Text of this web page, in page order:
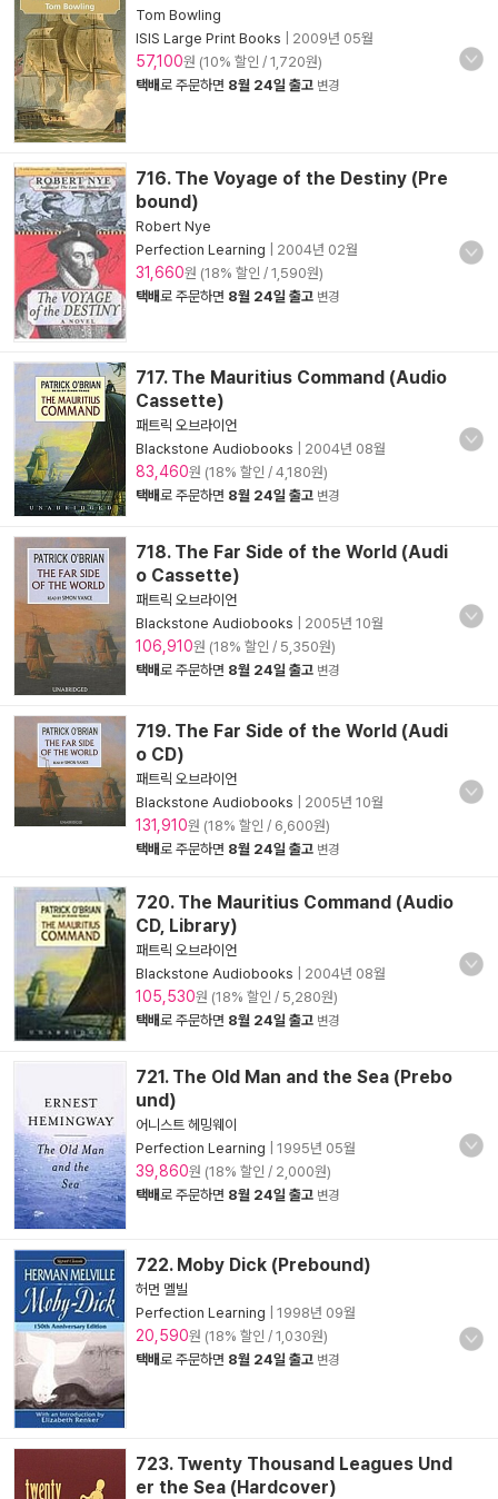
Tom Bowling
ISIS Large Print Books
2009년 05월
57,100원 (10% 할인 / 1,720원)
택배로 주문하면 8월 24일 출고 변경
716. The Voyage of the Destiny (Pre
bound)
Robert Nye
Perfection Learning
2004년 02월
31,660원 (18% 할인 / 1,590원)
택배로 주문하면 8월 24일 출고 변경
717. The Mauritius Command (Audio
Cassette)
패트릭 오브라이언
Blackstone Audiobooks
2004년 08월
83,460원 (18% 할인 / 4,180원)
택배로 주문하면 8월 24일 출고 변경
718. The Far Side of the World (Audi
o Cassette)
패트릭 오브라이언
Blackstone Audiobooks
2005년 10월
106,910원 (18% 할인 / 5,350원)
택배로 주문하면 8월 24일 출고 변경
719. The Far Side of the World (Audi
o CD)
패트릭 오브라이언
Blackstone Audiobooks
2005년 10월
131,910원 (18% 할인 / 6,600원)
택배로 주문하면 8월 24일 출고 변경
720. The Mauritius Command (Audio
CD, Library)
패트릭 오브라이언
Blackstone Audiobooks
2004년 08월
105,530원 (18% 할인 / 5,280원)
택배로 주문하면 8월 24일 출고 변경
721. The Old Man and the Sea (Prebo
und)
어니스트 헤밍웨이
Perfection Learning
1995년 05월
39,860원 (18% 할인 / 2,000원)
택배로 주문하면 8월 24일 출고 변경
722. Moby Dick (Prebound)
허먼 멜빌
Perfection Learning
1998년 09월
20,590원 (18% 할인 / 1,030원)
택배로 주문하면 8월 24일 출고 변경
723. Twenty Thousand Leagues Und
er the Sea (Hardcover)